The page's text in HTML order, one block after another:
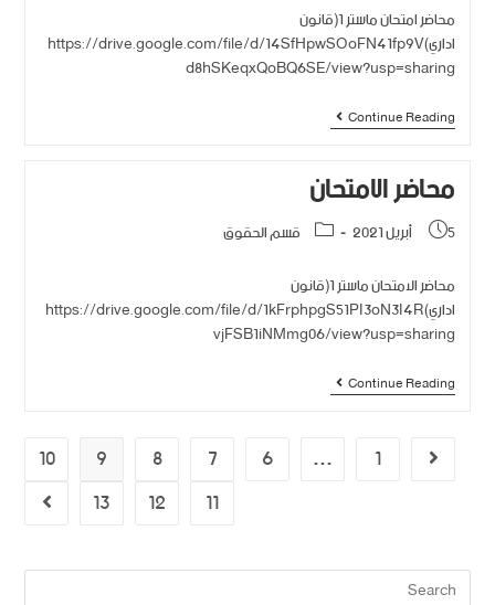
محاضر امتحان ماستر 1(قانون
اداري)https://drive.google.com/file/d/14SfHpwSOoFN41fp9V
d8hSKeqxQoBQ6SE/view?usp=sharing
Continue Reading
محاضر الامتحان
5 أبريل 2021
قسم الحقوق
محاضر الامتحان ماستر 1(قانون
اداري)https://drive.google.com/file/d/1kFrphpgS51PI3oN3I4R
vjFSB1iNMmg06/view?usp=sharing
Continue Reading
1
…
6
7
8
9
10
11
12
13